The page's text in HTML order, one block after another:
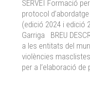
SERVEI Formació
protocol
(edició 2024 i edició
Garriga BREU
a les entitats del
violències
per a l’elaboració